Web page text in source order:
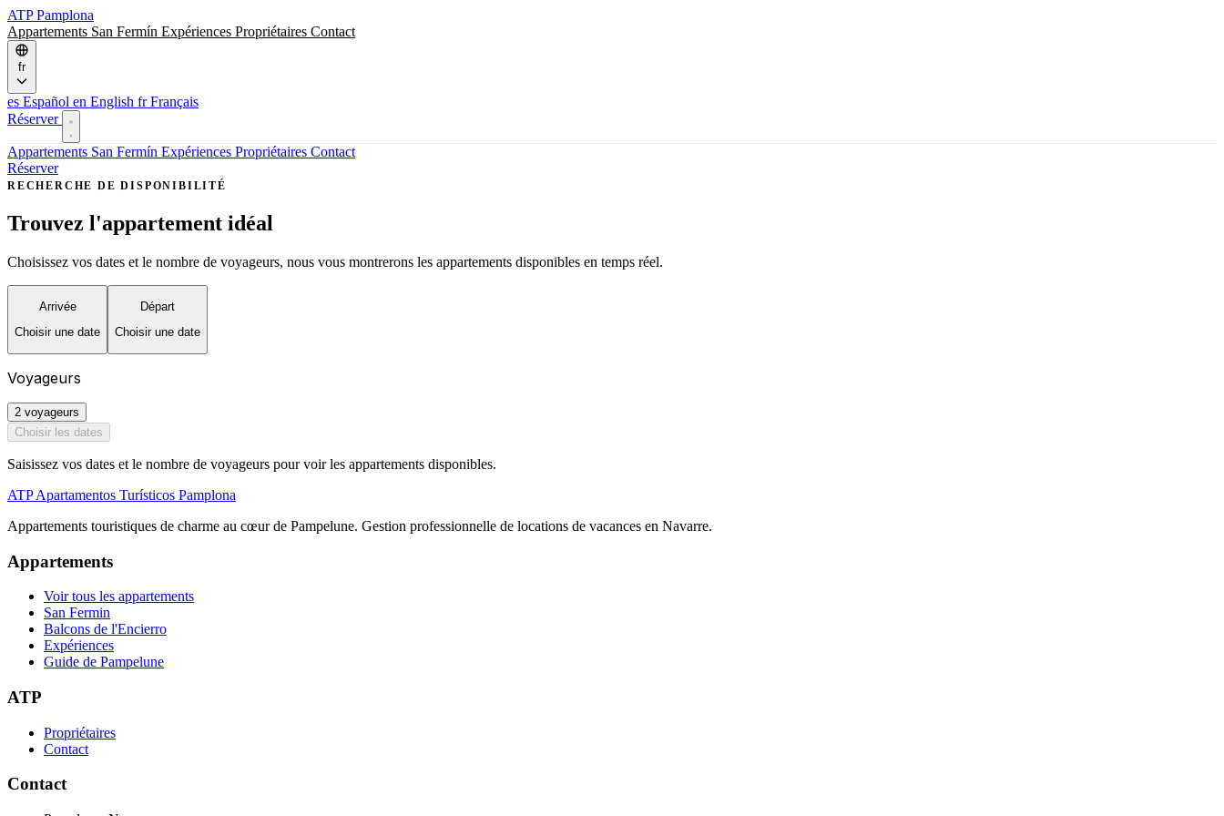
ATPPamplona
Appartements San Fermín Expériences Propriétaires Contact
fr
es Español en English fr Français
Réserver
Appartements San Fermín Expériences Propriétaires Contact
Réserver
RECHERCHE DE DISPONIBILITÉ
Trouvez l'appartement idéal
Choisissez vos dates et le nombre de voyageurs, nous vous montrerons les appartements disponibles en temps réel.
Arrivée
Choisir une date
Départ
Choisir une date
Voyageurs
2 voyageurs
Choisir les dates
Saisissez vos dates et le nombre de voyageurs pour voir les appartements disponibles.
ATP Apartamentos Turísticos Pamplona
Appartements touristiques de charme au cœur de Pampelune. Gestion professionnelle de locations de vacances en Navarre.
Appartements
Voir tous les appartements
San Fermin
Balcons de l'Encierro
Expériences
Guide de Pampelune
ATP
Propriétaires
Contact
Contact